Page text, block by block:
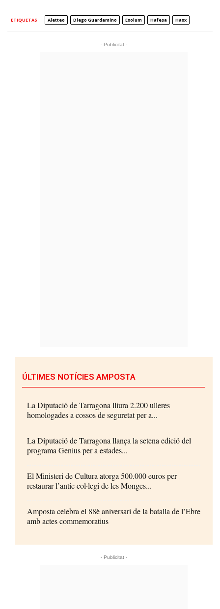
ETIQUETAS Aletteo Diego Guardamino Exolum Hafesa Haxx
- Publicitat -
ÚLTIMES NOTÍCIES AMPOSTA
La Diputació de Tarragona lliura 2.200 ulleres
homologades a cossos de seguretat per a...
La Diputació de Tarragona llança la setena edició del
programa Genius per a estades...
El Ministeri de Cultura atorga 500.000 euros per
restaurar l’antic col·legi de les Monges...
Amposta celebra el 88è aniversari de la batalla de l’Ebre
amb actes commemoratius
- Publicitat -